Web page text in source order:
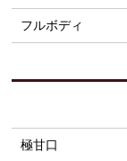
フルボディ
極甘口